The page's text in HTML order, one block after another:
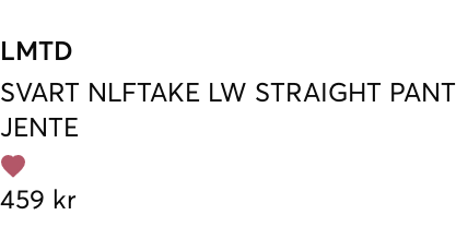
LMTD
SVART NLFTAKE LW STRAIGHT PANT
JENTE
459 kr